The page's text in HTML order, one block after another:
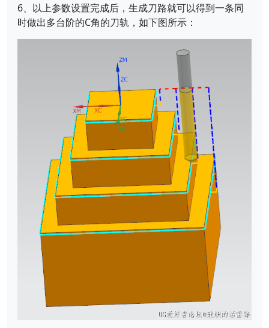
6、以上参数设置完成后，生成刀路就可以得到一条同
时做出多台阶的C角的刀轨，如下图所示：